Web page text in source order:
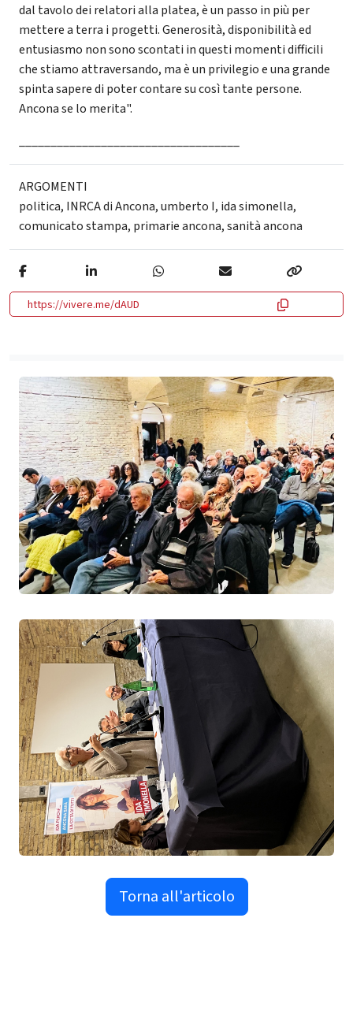
dal tavolo dei relatori alla platea, è un passo in più per
mettere a terra i progetti. Generosità, disponibilità ed
entusiasmo non sono scontati in questi momenti difficili
che stiamo attraversando, ma è un privilegio e una grande
spinta sapere di poter contare su così tante persone.
Ancona se lo merita".
ARGOMENTI
politica, INRCA di Ancona,umberto I, ida simonella,
comunicato stampa, primarie ancona,sanità ancona
https://vivere.me/dAUD
Torna all'articolo